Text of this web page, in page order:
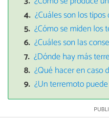
¿Cuáles son los
¿Cómo se miden los
¿Cuáles son las
¿Dónde hay más
¿Qué hacer en caso
¿Un terremoto